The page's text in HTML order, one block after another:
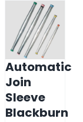
Automatic
Join
Sleeve
Blackburn